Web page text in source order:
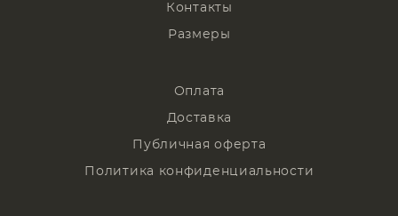
Контакты
Размеры
Оплата
Доставка
Публичная оферта
Политика конфиденциальности